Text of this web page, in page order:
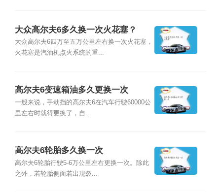
大众高尔夫6多久换一次火花塞？
大众高尔夫6四万至五万公里左右换一次火花塞，
火花塞是汽油机点火系统的重...
高尔夫6变速箱油多久更换一次
一般来说，手动挡的高尔夫6在汽车行驶60000公
里左右时就得更换了，自...
高尔夫6轮胎多久换一次
高尔夫6轮胎行驶5-6万公里左右更换一次。除此
之外，若轮胎侧面若出现裂...